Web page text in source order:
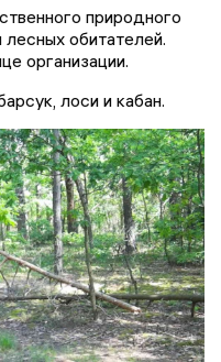
природного
лесных обитателей.
организации.
лоси и кабан.